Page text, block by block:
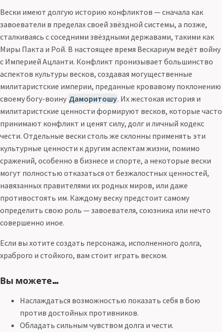
Вески имеют долгую историю конфликтов — сначала как
завоеватели в пределах своей звёздной системы, а позже,
сталкиваясь с соседними звёздными державами, такими как
Миры Пакта и Рой. В настоящее время Вескариум ведёт войну
с Империей Ацланти. Конфликт пронизывает большинство
аспектов культуры весков, создавая могущественные
милитаристские империи, преданные кровавому поклонению
своему богу-воину Даморитошу. Их жестокая история и
милитаристские ценности формируют весков, которые часто
принимают конфликт и ценят силу, долг и личный кодекс
чести. Отдельные вески столь же склонны применять эти
культурные ценности к другим аспектам жизни, помимо
сражений, особенно в бизнесе и спорте, а некоторые вески
могут полностью отказаться от безжалостных ценностей,
навязанных правителями их родных миров, или даже
противостоять им. Каждому веску предстоит самому
определить свою роль — завоевателя, союзника или нечто
совершенно иное.
Если вы хотите создать персонажа, исполненного долга,
храброго и стойкого, вам стоит играть веском.
Вы можете…
Наслаждаться возможностью показать себя в бою
против достойных противников.
Обладать сильным чувством долга и чести.